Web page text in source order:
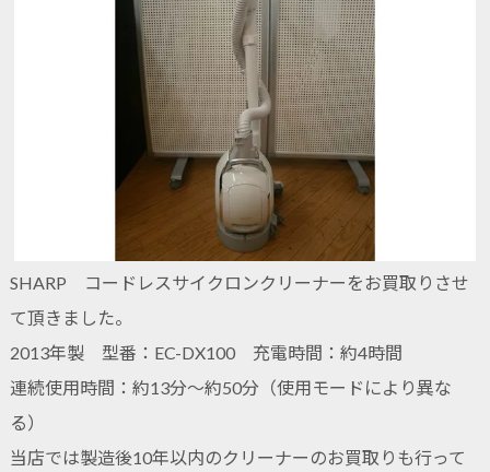
SHARP コードレスサイクロンクリーナーをお買取りさせ
て頂きました。
2013年製 型番：EC-DX100 充電時間：約4時間
連続使用時間：約13分～約50分（使用モードにより異な
る）
当店では製造後10年以内のクリーナーのお買取りも行って